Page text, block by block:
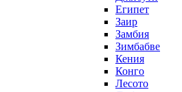
Египет
Заир
Замбия
Зимбабве
Кения
Конго
Лесото